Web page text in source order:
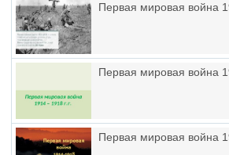
Первая мировая война
Первая мировая война
Первая мировая война